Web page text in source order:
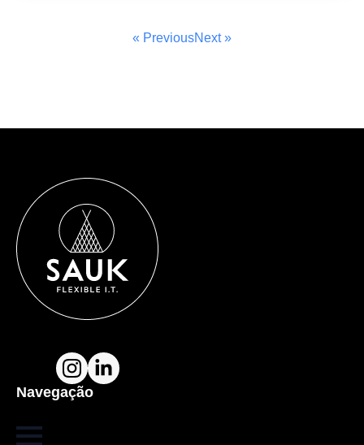
« PreviousNext »
Navegação